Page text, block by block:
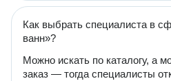
Как выбрать специалиста в
ванн»?
Можно искать по каталогу, а
заказ — тогда специалисты